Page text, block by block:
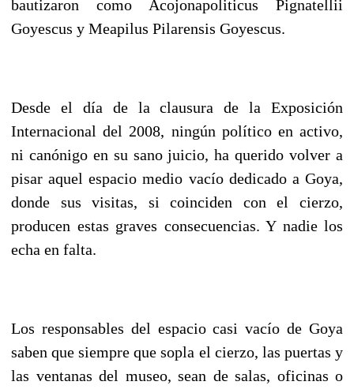
bautizaron como Acojonapoliticus Pignatellii
Goyescus y Meapilus Pilarensis Goyescus.
Desde el día de la clausura de la Exposición
Internacional del 2008, ningún político en activo,
ni canónigo en su sano juicio, ha querido volver a
pisar aquel espacio medio vacío dedicado a Goya,
donde sus visitas, si coinciden con el cierzo,
producen estas graves consecuencias. Y nadie los
echa en falta.
Los responsables del espacio casi vacío de Goya
saben que siempre que sopla el cierzo, las puertas y
las ventanas del museo, sean de salas, oficinas o